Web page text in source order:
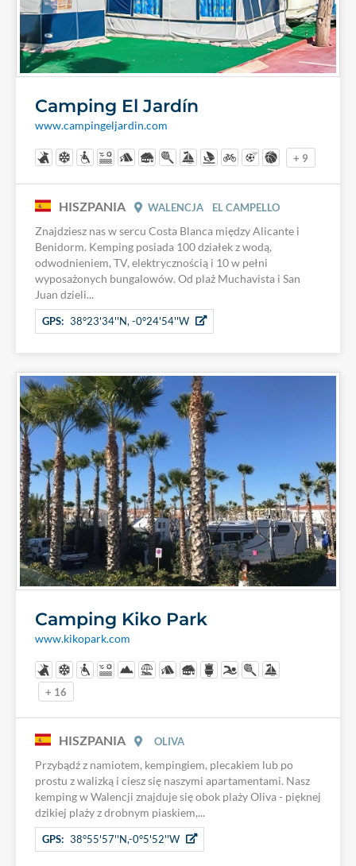
Camping El Jardín
www.campingeljardin.com
+ 9
HISZPANIA WALENCJA
EL CAMPELLO
Znajdziesz nas w sercu Costa Blanca między Alicante i
Benidorm. Kemping posiada 100 działek z wodą,
odwodnieniem, TV, elektrycznością i 10 w pełni
wyposażonych bungalowów. Od plaż Muchavista i San
Juan dzieli...
GPS: 38°23'34''N, -0°24'54''W
Camping Kiko Park
www.kikopark.com
+ 16
HISZPANIA
OLIVA
Przybądź z namiotem, kempingiem, plecakiem lub po
prostu z walizką i ciesz się naszymi apartamentami. Nasz
kemping w Walencji znajduje się obok plaży Oliva - pięknej
dzikiej plaży z drobnym piaskiem,...
GPS: 38°55'57''N,-0°5'52''W